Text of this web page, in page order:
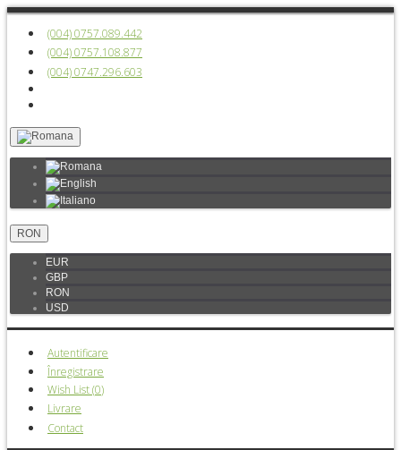
(004) 0757.089.442
(004) 0757.108.877
(004) 0747.296.603
RON
EUR
GBP
RON
USD
Autentificare
Înregistrare
Wish List (0)
Livrare
Contact